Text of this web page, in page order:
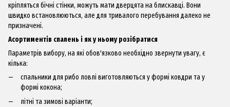
кріпляться бічні стінки, можуть мати дверцята на блискавці. Вони
швидко встановлюються, але для тривалого перебування далеко не
призначені.
Асортиментів спалень і як у ньому розібратися
Параметрів вибору, на які обов'язково необхідно звернути увагу, є
кілька:
спальники для рибо ловлі виготовляються у формі ковдри та у
формі кокона;
літні та зимові варіанти;